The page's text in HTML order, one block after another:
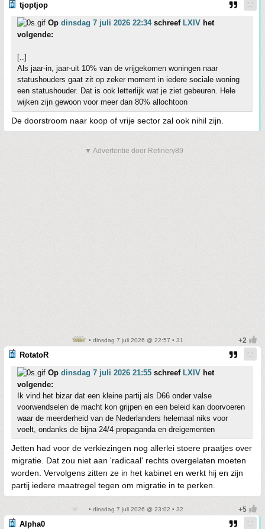
tjoptjop
Op dinsdag 7 juli 2026 22:34schreef LXIV het
volgende:
[..]
Als jaar-in, jaar-uit 10% van de vrijgekomen woningen naar
statushouders gaat zit op zeker moment in iedere sociale woning
een statushouder. Dat is ook letterlijk wat je ziet gebeuren. Hele
wijken zijn gewoon voor meer dan 80% allochtoon
De doorstroom naar koop of vrije sector zal ook nihil zijn.
▼ Advertentie door Refinery89
• dinsdag 7 juli 2026 @ 22:57 • 31
RotatoR
Op dinsdag 7 juli 2026 21:55 schreef LXIV het
volgende:
Ik vind het bizar dat een kleine partij als D66 onder valse
voorwendselen de macht kon grijpen en een beleid kan doorvoeren
waar de meerderheid van de Nederlanders helemaal niks voor
voelt, ondanks de bijna 24/4 propaganda en dreigementen
Jetten had voor de verkiezingen nog allerlei stoere praatjes over
migratie. Dat zou niet aan 'radicaal' rechts overgelaten moeten
worden. Vervolgens zitten ze in het kabinet en werkt hij en zijn
partij iedere maatregel tegen om migratie in te perken.
• dinsdag 7 juli 2026 @ 23:02 • 32
Alpha0